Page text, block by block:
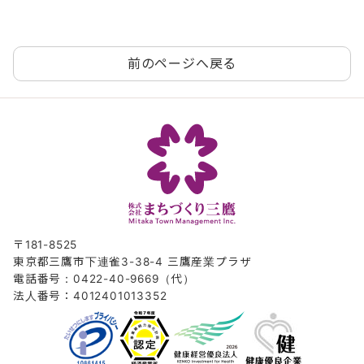
前のページへ戻る
〒181-8525
東京都三鷹市下連雀3-38-4 三鷹産業プラザ
電話番号：0422-40-9669（代）
法人番号：4012401013352